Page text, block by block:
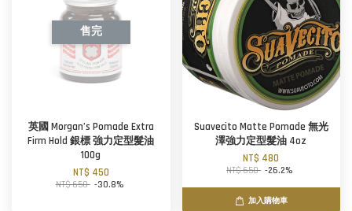
售完
英國 Morgan’s Pomade Extra
Firm Hold 銀標 強力定型髮油
100g
NT$ 450
NT$ 650 -30.8%
Suavecito Matte Pomade 無光
澤強力定型髮油 4oz
NT$ 480
NT$ 650 -26.2%
加入購物車